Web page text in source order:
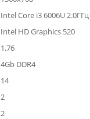
Intel Core i3 6006U 2.0ГГц
Intel HD Graphics 520
1.76
4Gb DDR4
14
2
2